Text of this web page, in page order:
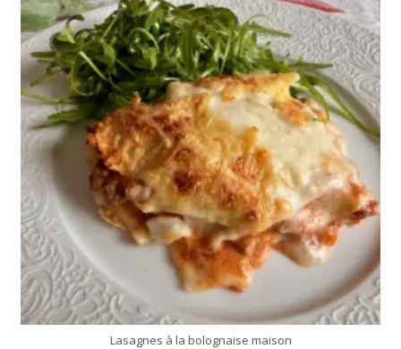
Lasagnes à la bolognaise maison